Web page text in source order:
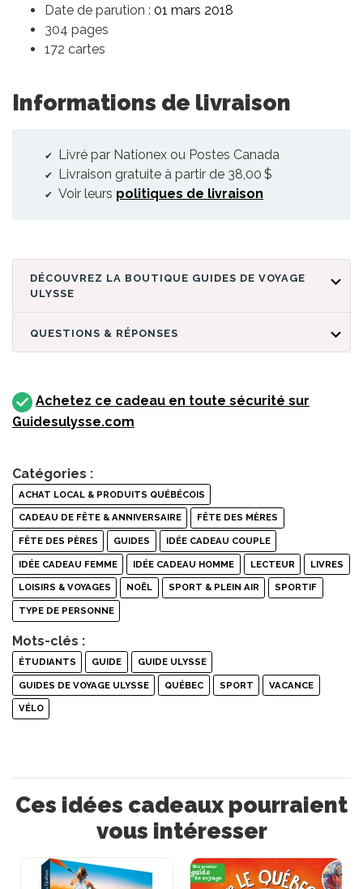
Date de parution : 01 mars 2018
304 pages
172 cartes
Informations de livraison
Livré par Nationex ou Postes Canada
Livraison gratuite à partir de 38,00 $
Voir leurs politiques de livraison
DÉCOUVREZ LA BOUTIQUE GUIDES DE VOYAGE
ULYSSE
QUESTIONS & RÉPONSES
Achetez ce cadeau en toute sécurité sur
Guidesulysse.com
Catégories :
ACHAT LOCAL & PRODUITS QUÉBÉCOIS
CADEAU DE FÊTE & ANNIVERSAIRE FÊTE DES MÈRES
FÊTE DES PÈRES GUIDES IDÉE CADEAU COUPLE
IDÉE CADEAU FEMME IDÉE CADEAU HOMME LECTEUR LIVRES
LOISIRS & VOYAGES NOËL SPORT & PLEIN AIR SPORTIF
TYPE DE PERSONNE
Mots-clés :
ÉTUDIANTS GUIDE GUIDE ULYSSE
GUIDES DE VOYAGE ULYSSE QUÉBEC SPORT VACANCE
VÉLO
Ces idées cadeaux pourraient
vous intéresser